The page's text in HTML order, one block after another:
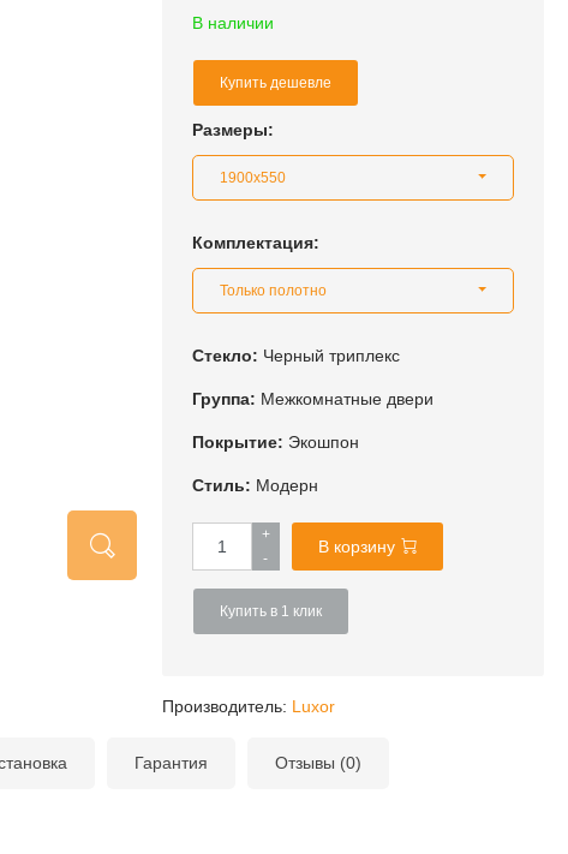
В наличии
Купить дешевле
Размеры:
1900x550
Комплектация:
Только полотно
Стекло: Черный триплекс
Группа: Межкомнатные двери
Покрытие: Экошпон
Стиль: Модерн
+
-
В корзину
Купить в 1 клик
Производитель: Luxor
Гарантия Отзывы (0)